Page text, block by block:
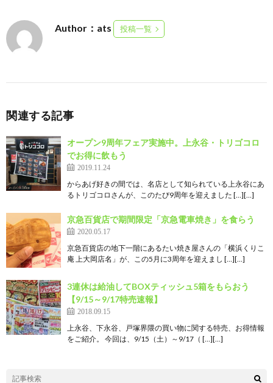
Author：ats 投稿一覧
関連する記事
オープン9周年フェア実施中。上永谷・トリゴコロ
でお得に飲もう
2019.11.24
からあげ好きの間では、名店として知られている上永谷にあ
るトリゴコロさんが、このたび9周年を迎えました […][…]
京急百貨店で期間限定「京急電車焼き」を食らう
2020.05.17
京急百貨店の地下一階にあるたい焼き屋さんの「横浜くりこ
庵 上大岡店名」が、この5月に3周年を迎えまし […][…]
3連休は給油してBOXティッシュ5箱をもらおう
【9/15～9/17特売速報】
2018.09.15
上永谷、下永谷、戸塚界隈の買い物に関する特売、お得情報
をご紹介。 今回は、9/15（土）～9/17（ […][…]